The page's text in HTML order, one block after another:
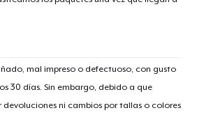
mal impreso o defectuoso, con gusto
30 días. Sin embargo, debido a que
ni cambios por tallas o colores
Comfort Tee